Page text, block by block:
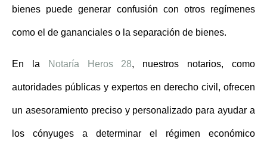
bienes puede generar confusión con otros regímenes
como el de gananciales o la separación de bienes.
En la Notaría Heros 28, nuestros notarios, como
autoridades públicas y expertos en derecho civil, ofrecen
un asesoramiento preciso y personalizado para ayudar a
los cónyuges a determinar el régimen económico